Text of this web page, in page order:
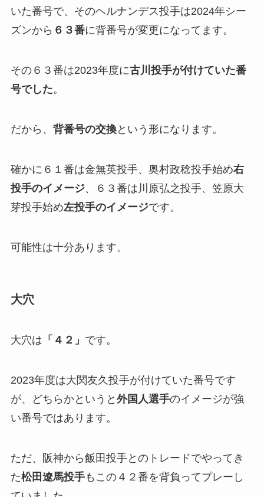
いた番号で、そのヘルナンデス投手は2024年シー
ズンから ６３番に背番号が変更になってます。
その６３番は2023年度に古川投手が付けていた番
号でした。
だから、 背番号の交換という形になります。
確かに６１番は金無英投手、奥村政稔投手始め右
投手のイメージ、６３番は川原弘之投手、笠原大
芽投手始め左投手のイメージです。
可能性は十分あります。
大穴
大穴は 「４２」 です。
2023年度は大関友久投手が付けていた番号です
が、どちらかというと 外国人選手のイメージが強
い番号ではあります。
ただ、阪神から飯田投手とのトレードでやってき
た松田遼馬投手もこの４２番を背負ってプレーし